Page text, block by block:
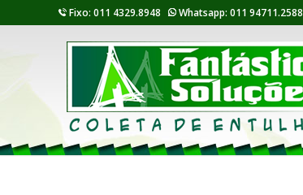
Fixo: 011 4329.8948 Whatsapp: 011 94711.2588